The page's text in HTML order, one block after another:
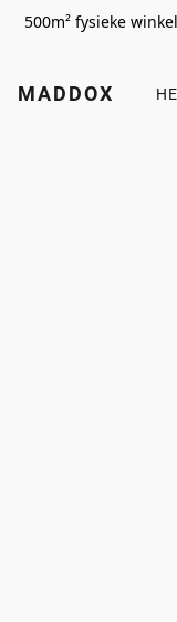
500m² fysieke
MADDOX